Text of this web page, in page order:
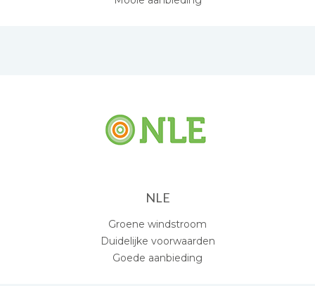
NLE
Groene windstroom
Duidelijke voorwaarden
Goede aanbieding